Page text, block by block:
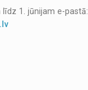
1. jūnijam e-pastā: